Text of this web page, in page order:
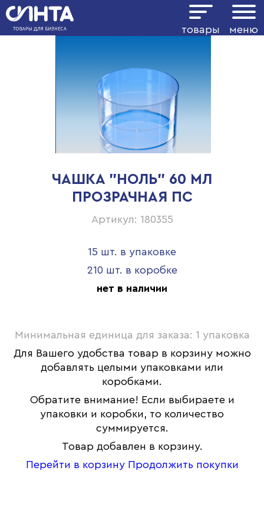
товары меню
ЧАШКА "НОЛЬ" 60 МЛ
ПРОЗРАЧНАЯ ПС
Артикул: 180355
15 шт. в упаковке
210 шт. в коробке
нет в наличии
Минимальная единица для заказа: 1 упаковка
Для Вашего удобства товар в корзину можно
добавлять целыми упаковками или
коробками.
Обратите внимание! Если выбираете и
упаковки и коробки, то количество
суммируется.
Товар добавлен в корзину.
Перейти в корзину Продолжить покупки